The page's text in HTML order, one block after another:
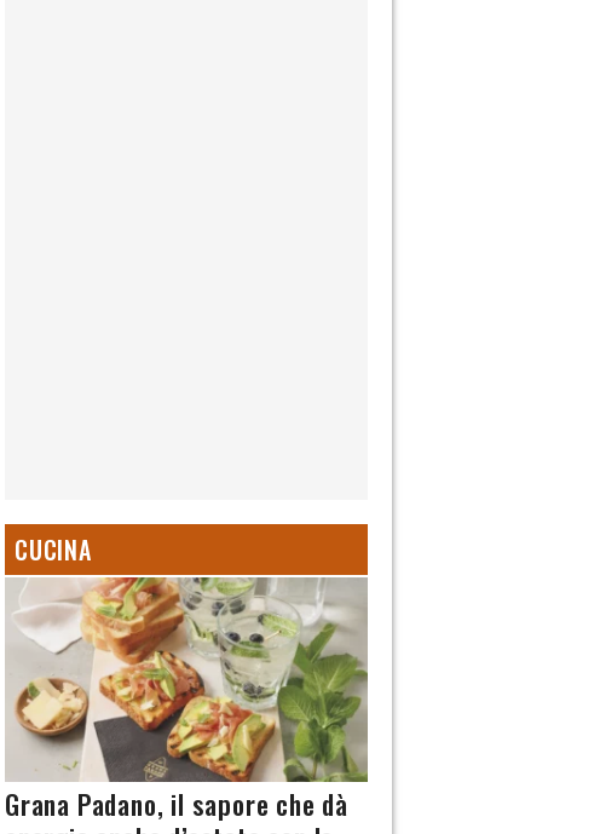
CUCINA
Grana Padano, il sapore che dà